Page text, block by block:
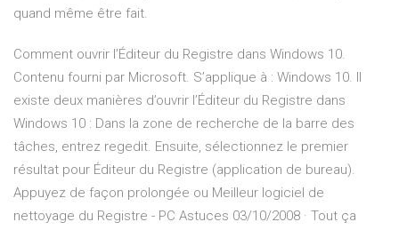
quand même être fait.
Comment ouvrir l’Éditeur du Registre dans Windows 10.
Contenu fourni par Microsoft. S’applique à : Windows 10. Il
existe deux manières d’ouvrir l’Éditeur du Registre dans
Windows 10 : Dans la zone de recherche de la barre des
tâches, entrez regedit. Ensuite, sélectionnez le premier
résultat pour Éditeur du Registre (application de bureau).
Appuyez de façon prolongée ou Meilleur logiciel de
nettoyage du Registre - PC Astuces 03/10/2008 · Tout ça